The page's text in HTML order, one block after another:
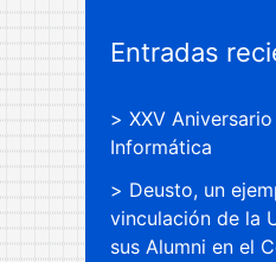
Entradas
XXV
Informática
Deusto, un
vinculación de la
sus Alumni en el